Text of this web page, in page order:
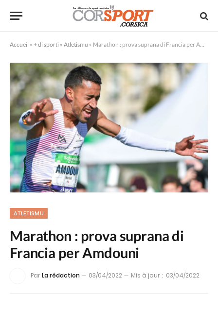
Accueil » + di sporti » Atletismu » Marathon : prova suprana di Francia per Amdouni
ATLETISMU
Marathon : prova suprana di
Francia per Amdouni
ParLa rédaction 03/04/2022 Mis à jour : 03/04/2022